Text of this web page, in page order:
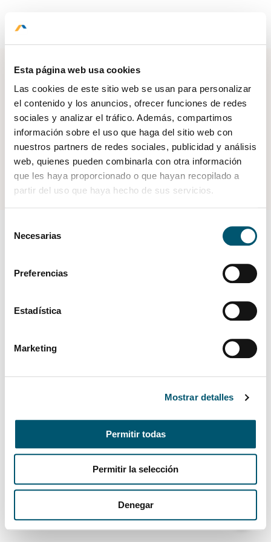
Esta página web usa cookies
Las cookies de este sitio web se usan para personalizar
el contenido y los anuncios, ofrecer funciones de redes
sociales y analizar el tráfico. Además, compartimos
información sobre el uso que haga del sitio web con
nuestros partners de redes sociales, publicidad y análisis
web, quienes pueden combinarla con otra información
que les haya proporcionado o que hayan recopilado a
partir del uso que haya hecho de sus servicios.
Necesarias
Preferencias
Estadística
Marketing
Mostrar detalles
Permitir todas
Permitir la selección
Denegar
© 2026 | All rights reserved.
Designed by: